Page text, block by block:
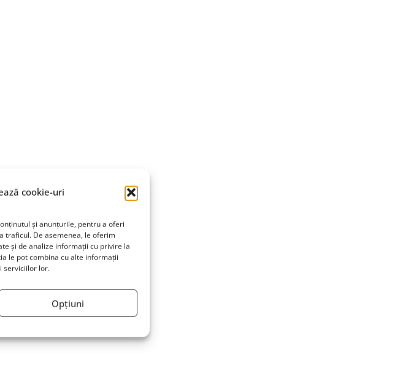
cookie-uri
și anunțurile, pentru a oferi
traficul. De asemenea, le oferim
și de analize informații cu privire la
le pot combina cu alte informații
serviciilor lor.
Opțiuni